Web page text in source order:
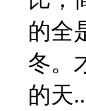
的全
冬。
的天